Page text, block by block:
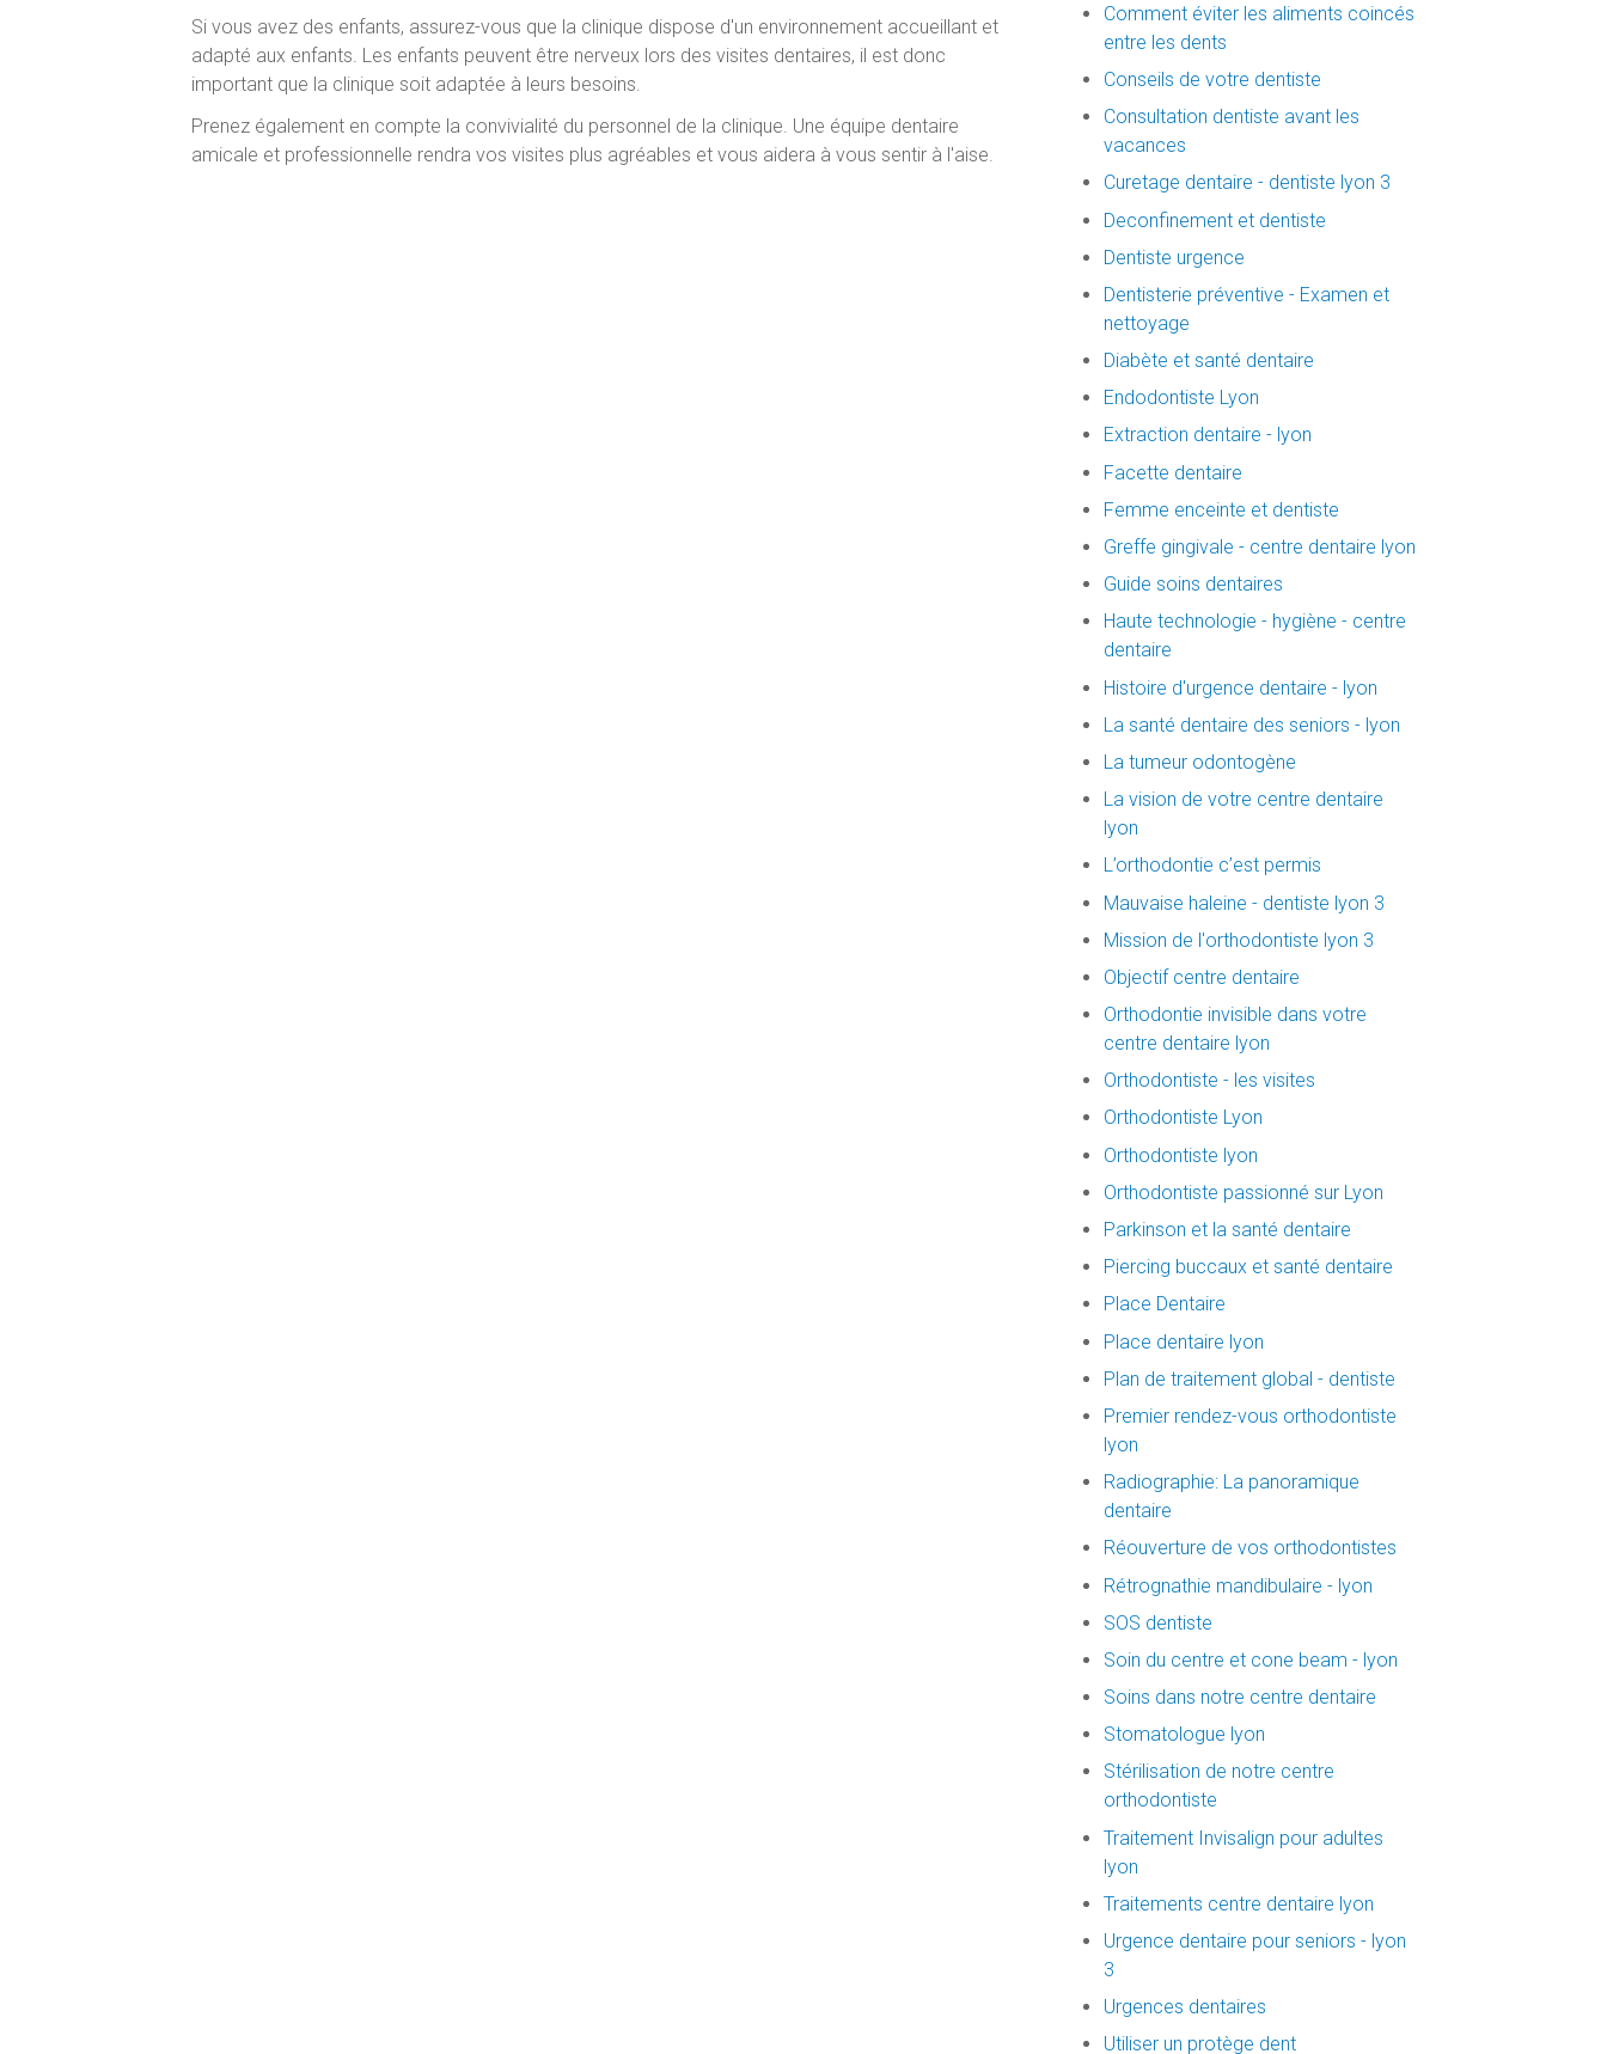
Si vous avez des enfants, assurez-vous que la clinique dispose d'un environnement accueillant et
adapté aux enfants. Les enfants peuvent être nerveux lors des visites dentaires, il est donc
important que la clinique soit adaptée à leurs besoins.
Prenez également en compte la convivialité du personnel de la clinique. Une équipe dentaire
amicale et professionnelle rendra vos visites plus agréables et vous aidera à vous sentir à l'aise.
Comment éviter les aliments coincés
entre les dents
Conseils de votre dentiste
Consultation dentiste avant les
vacances
Curetage dentaire - dentiste lyon 3
Deconfinement et dentiste
Dentiste urgence
Dentisterie préventive - Examen et
nettoyage
Diabète et santé dentaire
Endodontiste Lyon
Extraction dentaire - lyon
Facette dentaire
Femme enceinte et dentiste
Greffe gingivale - centre dentaire lyon
Guide soins dentaires
Haute technologie - hygiène - centre
dentaire
Histoire d'urgence dentaire - lyon
La santé dentaire des seniors - lyon
La tumeur odontogène
La vision de votre centre dentaire
lyon
L’orthodontie c’est permis
Mauvaise haleine - dentiste lyon 3
Mission de l'orthodontiste lyon 3
Objectif centre dentaire
Orthodontie invisible dans votre
centre dentaire lyon
Orthodontiste - les visites
Orthodontiste Lyon
Orthodontiste lyon
Orthodontiste passionné sur Lyon
Parkinson et la santé dentaire
Piercing buccaux et santé dentaire
Place Dentaire
Place dentaire lyon
Plan de traitement global - dentiste
Premier rendez-vous orthodontiste
lyon
Radiographie: La panoramique
dentaire
Réouverture de vos orthodontistes
Rétrognathie mandibulaire - lyon
SOS dentiste
Soin du centre et cone beam - lyon
Soins dans notre centre dentaire
Stomatologue lyon
Stérilisation de notre centre
orthodontiste
Traitement Invisalign pour adultes
lyon
Traitements centre dentaire lyon
Urgence dentaire pour seniors - lyon
3
Urgences dentaires
Utiliser un protège dent